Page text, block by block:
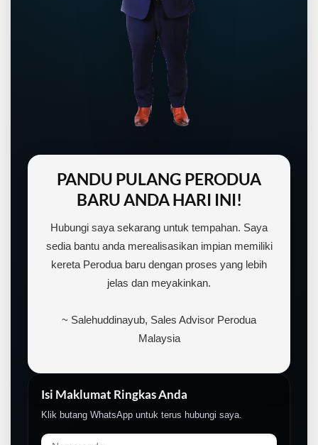
PANDU PULANG PERODUA
BARU ANDA HARI INI!
Hubungi saya sekarang untuk tempahan. Saya
sedia bantu anda merealisasikan impian memiliki
kereta Perodua baru dengan proses yang lebih
jelas dan meyakinkan.
~ Salehuddinayub, Sales Advisor Perodua
Malaysia
Isi Maklumat Ringkas Anda
Klik butang WhatsApp untuk terus hubungi saya.